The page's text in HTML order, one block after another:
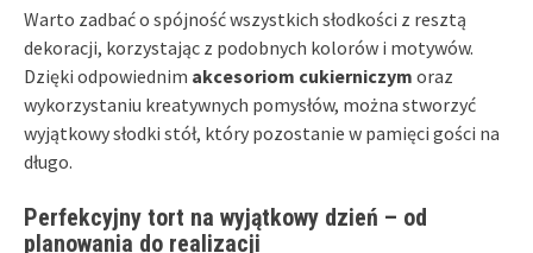
Warto zadbać o spójność wszystkich słodkości z resztą
dekoracji, korzystając z podobnych kolorów i motywów.
Dzięki odpowiednim akcesoriom cukierniczym oraz
wykorzystaniu kreatywnych pomysłów, można stworzyć
wyjątkowy słodki stół, który pozostanie w pamięci gości na
długo.
Perfekcyjny tort na wyjątkowy dzień – od
planowania do realizacji